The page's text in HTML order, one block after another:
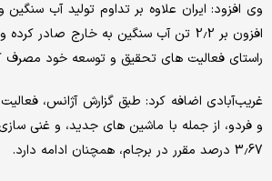
وی افزود: ایران علاوه بر تداوم تولید آب سنگین
راستای فعالیت های تحقیق و توسعه خود مصرف
غریب‌آبادی اضافه کرد: طبق گزارش آژانس،
3.67 درصد مقرر در برجام، همچنان ادامه دارد.